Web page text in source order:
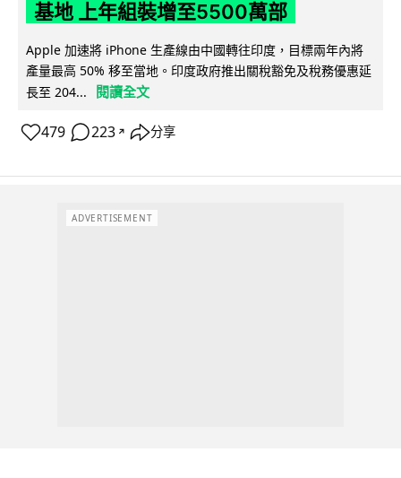
基地 上年組裝增至5500萬部
Apple 加速將 iPhone 生產線由中國轉往印度，目標兩年內將
產量最高 50% 移至當地。印度政府推出關稅豁免及稅務優惠延
長至 204...
閱讀全文
479 223 ↗ 分享
ADVERTISEMENT